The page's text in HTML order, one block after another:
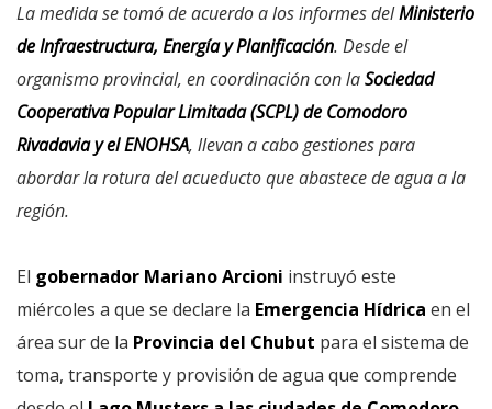
La medida se tomó de acuerdo a los informes delMinisterio
de Infraestructura, Energía y Planificación. Desde el
organismo provincial, en coordinación con laSociedad
Cooperativa Popular Limitada (SCPL) de Comodoro
Rivadavia y el ENOHSA, llevan a cabo gestiones para
abordar la rotura del acueducto que abastece de agua a la
región.
El gobernador Mariano Arcioni instruyó este
miércoles a que se declare la Emergencia Hídrica en el
área sur de la Provincia del Chubut para el sistema de
toma, transporte y provisión de agua que comprende